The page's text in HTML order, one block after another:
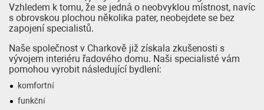
Vzhledem k tomu, že se jedná o neobvyklou místnost, navíc
s obrovskou plochou několika pater, neobejdete se bez
zapojení specialistů.
Naše společnost v Charkově již získala zkušenosti s
vývojem interiéru řadového domu. Naši specialisté vám
pomohou vyrobit následující bydlení:
komfortní
funkční